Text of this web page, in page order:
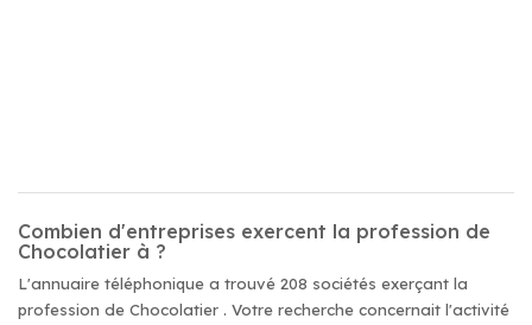
Combien d'entreprises exercent la profession de
Chocolatier à ?
L'annuaire téléphonique a trouvé 208 sociétés exerçant la
profession de Chocolatier . Votre recherche concernait l'activité